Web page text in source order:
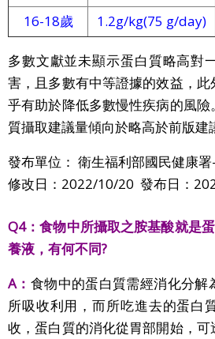
16-18歲 1.2g/kg(75 g/day)
多數文獻並未顯示蛋白質略高對
害，且多數有中等證據的效益，
乎有助於降低多數慢性疾病的風險
質攝取建議量傾向於略高於前版建
發布單位： 衛生福利部國民健康
修改日：2022/10/20 發布日：
Q4：食物中所攝取之胺基酸就是
養液，有何不同?
A： 食物中的蛋白質需經消化分解
所吸收利用，而所吃進去的蛋白
收，蛋白質的消化從胃部開始，